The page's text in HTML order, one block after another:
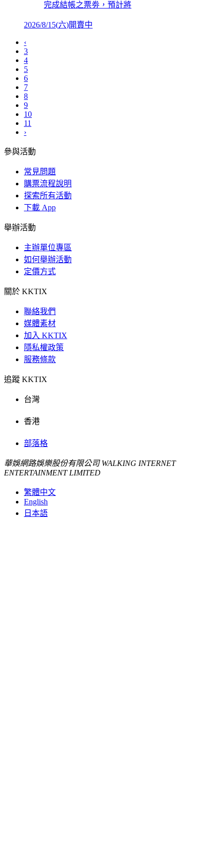
完成結帳之票劵，預計將
2026/8/15(六)開賣中
‹
3
4
5
6
7
8
9
10
11
›
參與活動
常見問題
購票流程說明
探索所有活動
下載 App
舉辦活動
主辦單位專區
如何舉辦活動
定價方式
關於 KKTIX
聯絡我們
媒體素材
加入 KKTIX
隱私權政策
服務條款
追蹤 KKTIX
台灣
香港
部落格
華娛網路娛樂股份有限公司 WALKING INTERNET
ENTERTAINMENT LIMITED
繁體中文
English
日本語